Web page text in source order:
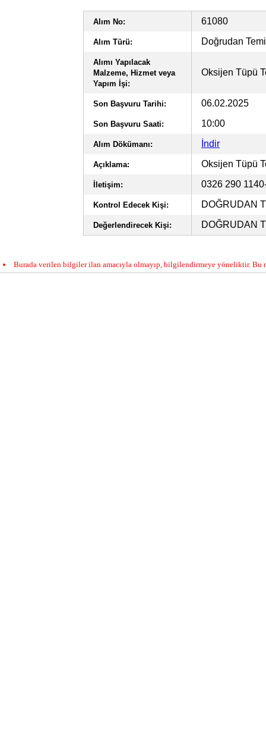
Alım No: 61080
Alım Türü: Doğrudan
Alımı Yapılacak
Malzeme, Hizmet veya
Yapım İşi:
Oksijen Tüpü
Son Başvuru Tarihi: 06.02.2025
Son Başvuru Saati: 10:00
Alım Dökümanı: İndir
Açıklama: Oksijen Tüpü
İletişim: 0326 290
Kontrol Edecek Kişi: DOĞRUDAN
Değerlendirecek Kişi: DOĞRUDAN
Burada verilen bilgiler ilan amacıyla olmayıp, bilgilendirmeye yöneliktir. Bu